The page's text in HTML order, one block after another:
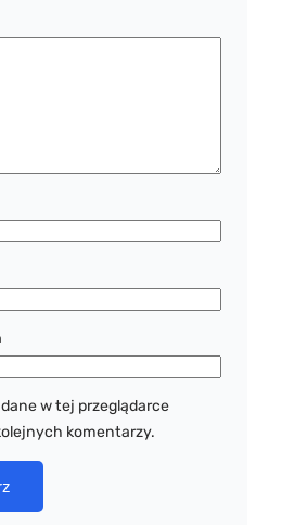
w tej przeglądarce
komentarzy.